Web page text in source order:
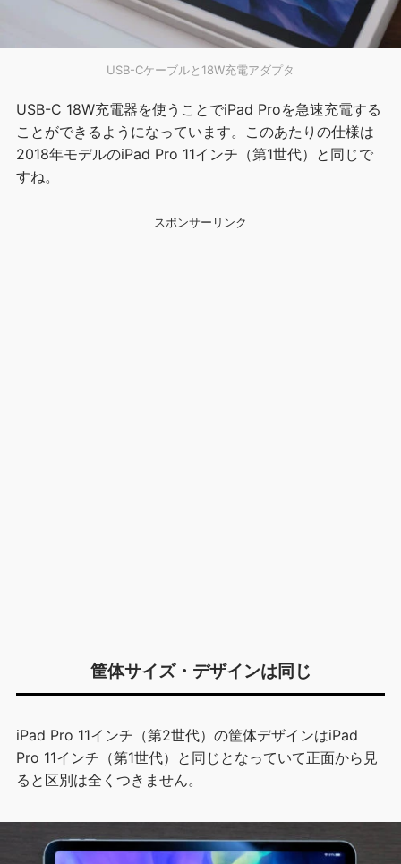
USB-Cケーブルと18W充電アダプタ
USB-C 18W充電器を使うことでiPad Proを急速充電する
ことができるようになっています。このあたりの仕様は
2018年モデルのiPad Pro 11インチ（第1世代）と同じで
すね。
スポンサーリンク
筐体サイズ・デザインは同じ
iPad Pro 11インチ（第2世代）の筐体デザインはiPad
Pro 11インチ（第1世代）と同じとなっていて正面から見
ると区別は全くつきません。